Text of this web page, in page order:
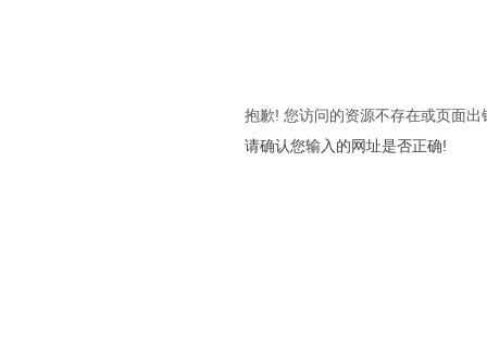
抱歉! 您访问的资源不存在或页面出
请确认您输入的网址是否正确!